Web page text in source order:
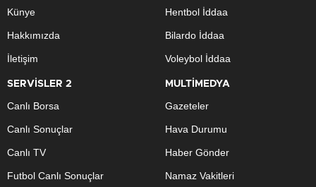
Künye
Hakkımızda
İletişim
Hentbol İddaa
Bilardo İddaa
Voleybol İddaa
SERVİSLER 2
Canlı Borsa
Canlı Sonuçlar
Canlı TV
Futbol Canlı Sonuçlar
MULTİMEDYA
Gazeteler
Hava Durumu
Haber Gönder
Namaz Vakitleri